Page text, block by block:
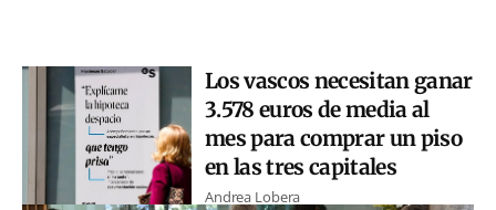
Los vascos necesitan ganar
3.578 euros de media al
mes para comprar un piso
en las tres capitales
Andrea Lobera